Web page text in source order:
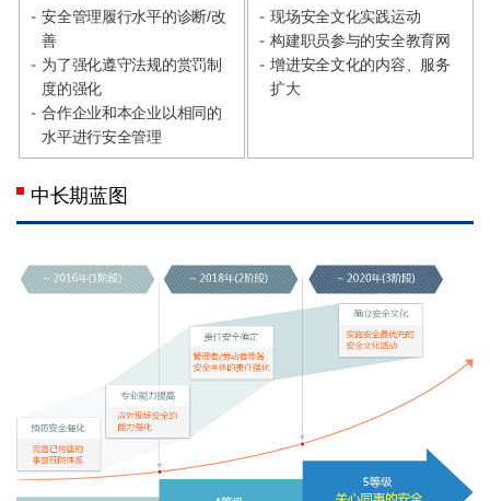
安全管理履行水平的诊断/改
善
为了强化遵守法规的赏罚制
度的强化
合作企业和本企业以相同的
水平进行安全管理
现场安全文化实践运动
构建职员参与的安全教育网
增进安全文化的内容、服务
扩大
中长期蓝图